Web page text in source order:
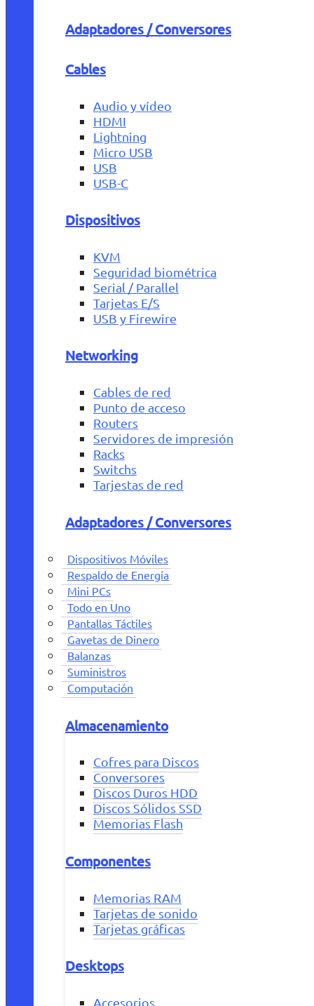
Adaptadores / Conversores
Cables
Audio y vídeo
HDMI
Lightning
Micro USB
USB
USB-C
Dispositivos
KVM
Seguridad biométrica
Serial / Parallel
Tarjetas E/S
USB y Firewire
Networking
Cables de red
Punto de acceso
Routers
Servidores de impresión
Racks
Switchs
Tarjestas de red
Adaptadores / Conversores
Dispositivos Móviles
Respaldo de Energía
Mini PCs
Todo en Uno
Pantallas Táctiles
Gavetas de Dinero
Balanzas
Suministros
Computación
Almacenamiento
Cofres para Discos
Conversores
Discos Duros HDD
Discos Sólidos SSD
Memorias Flash
Componentes
Memorias RAM
Tarjetas de sonido
Tarjetas gráficas
Desktops
Accesorios